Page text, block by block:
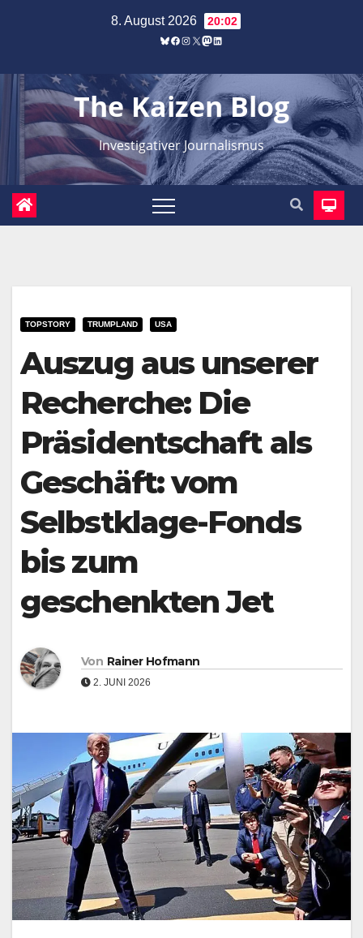
8. August 2026 20:02
Bluesky
Facebook
Instagram
X Mastodon
LinkedIn
The Kaizen Blog
Investigativer Journalismus
TOPSTORY TRUMPLAND USA
Auszug aus unserer
Recherche: Die
Präsidentschaft als
Geschäft: vom
Selbstklage-Fonds
bis zum
geschenkten Jet
Von Rainer Hofmann
2. JUNI 2026